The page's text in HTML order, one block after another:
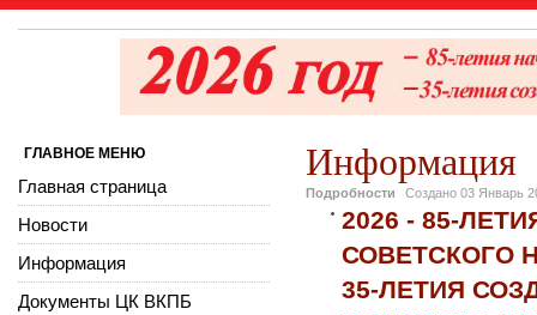
Информация
Подробности Создано 03 Январь
2026 - 85-
СОВЕТСКОГО
35-ЛЕТИЯ
ГЛАВНОЕ МЕНЮ
Главная страница
Новости
Информация
Документы ЦК ВКПБ